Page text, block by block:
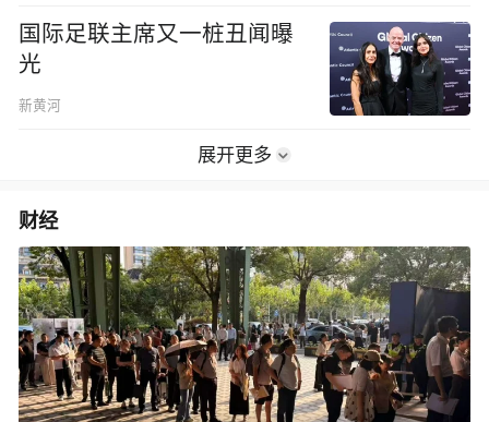
国际足联主席又一桩丑闻曝
光
新黄河
展开更多
财经